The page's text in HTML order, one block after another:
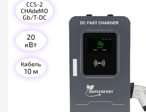
CCS-2
CHAdeMO
Gb/T-DC
20
кВт
Кабель
10 м